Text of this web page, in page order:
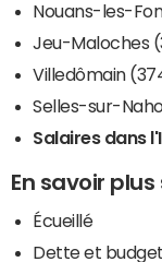
Nouans-les-
Jeu-Maloches
Villedômain
Selles-sur-
Salaires dans
En savoir plus
Écueillé
Dette et